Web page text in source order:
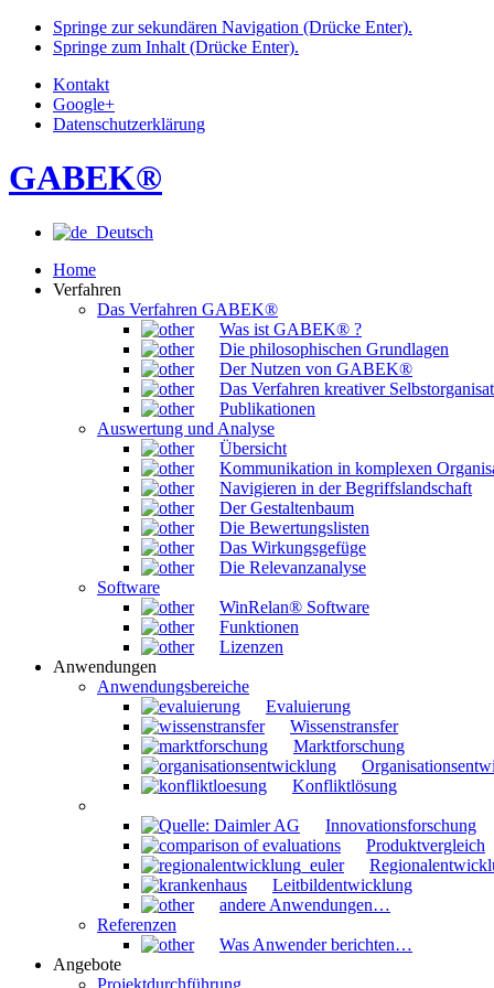
Springe zur sekundären Navigation (Drücke Enter).
Springe zum Inhalt (Drücke Enter).
Kontakt
Google+
Datenschutzerklärung
GABEK®
Deutsch
Home
Verfahren
Das Verfahren GABEK®
Was ist GABEK® ?
Die philosophischen Grundlagen
Der Nutzen von GABEK®
Das Verfahren kreativer
Publikationen
Auswertung und Analyse
Übersicht
Kommunikation in komplexen
Navigieren in der Begriffslandschaft
Der Gestaltenbaum
Die Bewertungslisten
Das Wirkungsgefüge
Die Relevanzanalyse
Software
WinRelan® Software
Funktionen
Lizenzen
Anwendungen
Anwendungsbereiche
Evaluierung
Wissenstransfer
Marktforschung
Konfliktlösung
Innovationsforschung
Produktvergleich
Leitbildentwicklung
andere Anwendungen…
Referenzen
Was Anwender berichten…
Angebote
Projektdurchführung